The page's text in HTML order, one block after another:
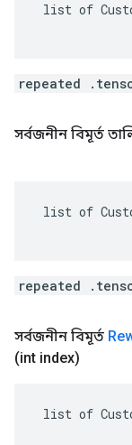
list of
repeated
সর্বজনীন বিমূর্ত
list of
repeated
সর্বজনীন বিমূর্ত
(int index)
list of